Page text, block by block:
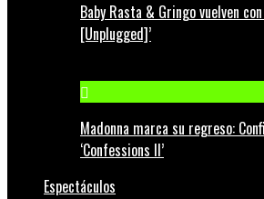
Baby Rasta & Gringo vuelven
[Unplugged]’
Madonna marca su regreso:
‘Confessions II’
Espectáculos